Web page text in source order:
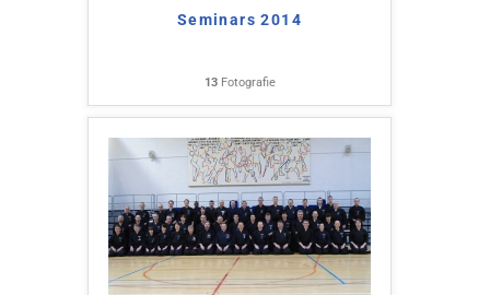
Seminars 2014
13Fotografie